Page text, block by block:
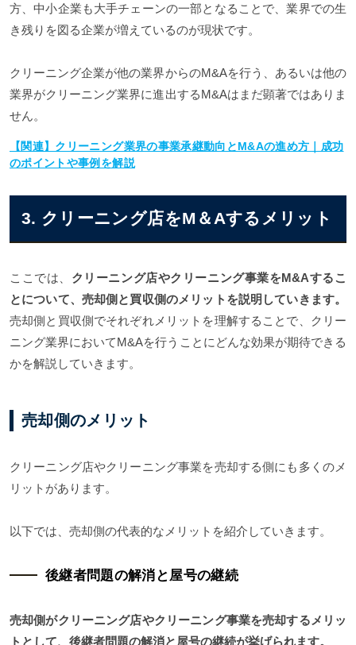
方、中小企業も大手チェーンの一部となることで、業界での生
き残りを図る企業が増えているのが現状です。
クリーニング企業が他の業界からのM&Aを行う、あるいは他の
業界がクリーニング業界に進出するM&Aはまだ顕著ではありま
せん。
【関連】クリーニング業界の事業承継動向とM&Aの進め方｜成功
のポイントや事例を解説
3. クリーニング店をM＆Aするメリット
ここでは、 クリーニング店やクリーニング事業をM&Aするこ
とについて、売却側と買収側のメリットを説明していきます。
売却側と買収側でそれぞれメリットを理解することで、クリー
ニング業界においてM&Aを行うことにどんな効果が期待できる
かを解説していきます。
売却側のメリット
クリーニング店やクリーニング事業を売却する側にも多くのメ
リットがあります。
以下では、売却側の代表的なメリットを紹介していきます。
後継者問題の解消と屋号の継続
売却側がクリーニング店やクリーニング事業を売却するメリッ
トとして、後継者問題の解消と屋号の継続が挙げられます。